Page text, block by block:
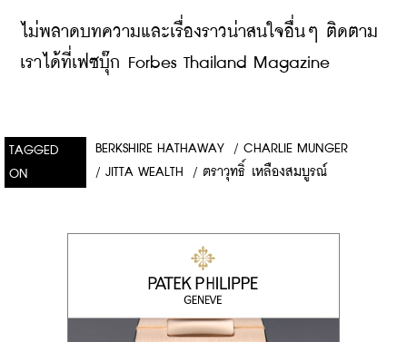
ไม่พลาดบทความและเรื่องราวน่าสนใจอื่นๆ ติดตาม
เราได้ที่เฟซบุ๊ก Forbes Thailand Magazine
TAGGED
ON
BERKSHIRE HATHAWAY / CHARLIE MUNGER
/ JITTA WEALTH / ตราวุทธิ์ เหลืองสมบูรณ์